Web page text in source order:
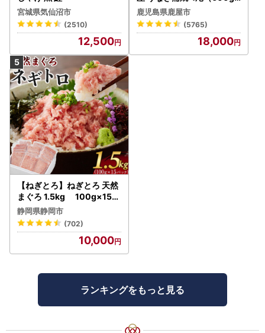
宮城県気仙沼市
(2510)
12,500
） KN007-004-04-cp18
うなぎ 鰻 魚 惣菜 総菜
鹿児島県鹿屋市
(5765)
18,000
【ねぎとろ】ねぎとろ 天然
まぐろ 1.5kg 100g×15パ
ック
静岡県静岡市
(702)
10,000
ランキングをもっと見る